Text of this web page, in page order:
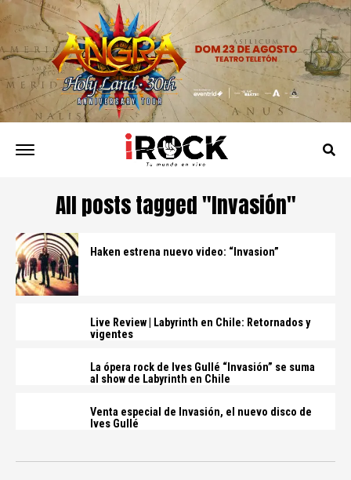
All posts tagged "Invasión"
Haken estrena nuevo video: “Invasion”
Live Review | Labyrinth en Chile: Retornados y
vigentes
La ópera rock de Ives Gullé “Invasión” se suma
al show de Labyrinth en Chile
Venta especial de Invasión, el nuevo disco de
Ives Gullé